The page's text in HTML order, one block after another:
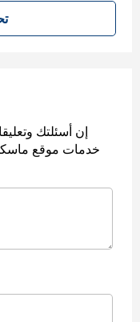
تحديث الصفحة
إن أسئلتك
خدمات موقع